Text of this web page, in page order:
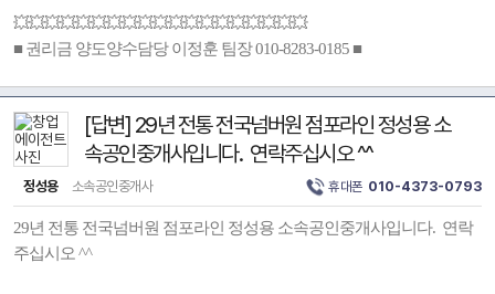
💥💥💥💥💥💥💥💥💥💥💥💥💥💥💥💥💥💥💥
■ 권리금 양도양수담당 이정훈 팀장 010-8283-0185 ■
[답변] 29년 전통 전국넘버원 점포라인 정성용 소
속공인중개사입니다. 연락주십시오 ^^
정성용 소속공인중개사 휴대폰 010-4373-0793
29년 전통 전국넘버원 점포라인 정성용 소속공인중개사입니다. 연락
주십시오 ^^